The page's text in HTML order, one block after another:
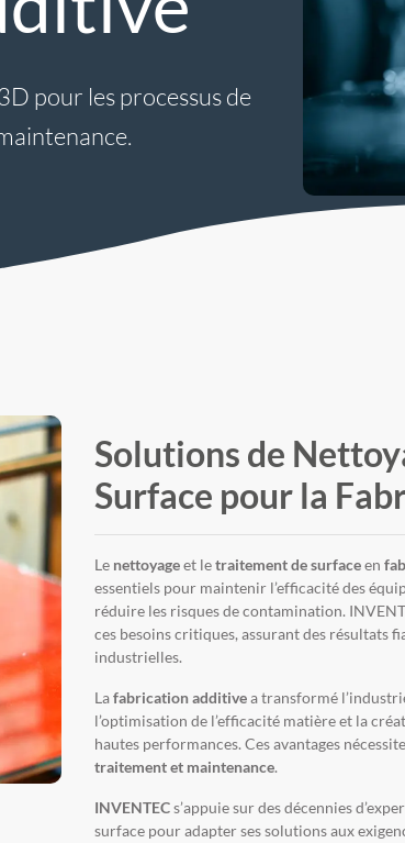
pour les processus de
Solutions de
Surface pour la
Le nettoyageet letraitement de surfaceen
essentiels pour maintenir l’efficacité des
réduire les risques de contamination.
ces besoins critiques, assurant des résultats
industrielles.
Lafabrication additivea transformé
l’optimisation de l’efficacité matière et la
hautes performances. Ces avantages
traitement et maintenance.
INVENTECs’appuie sur des décennies
surface pour adapter ses solutions aux